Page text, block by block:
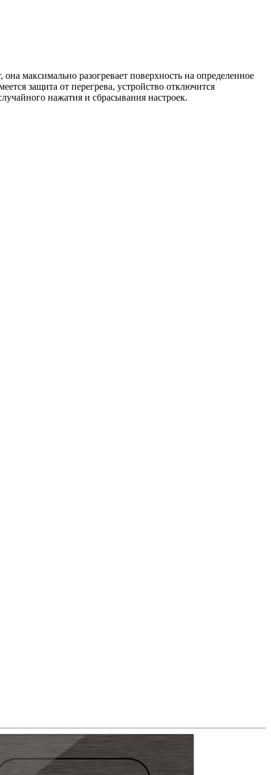
максимально разогревает поверхность на определенное
защита от перегрева, устройство отключится
нажатия и сбрасывания настроек.